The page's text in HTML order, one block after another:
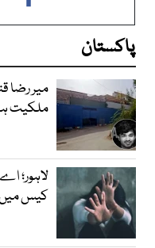
پاکستان
میر
ملکیت
لاہور؛
کیس میں